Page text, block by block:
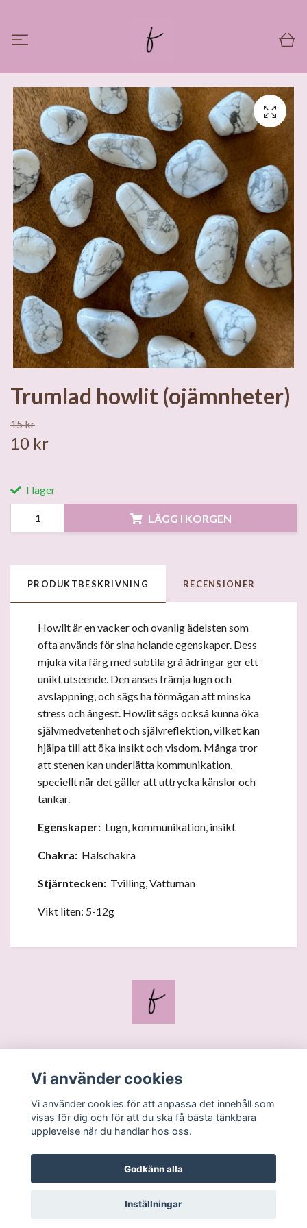
Trumlad howlit (ojämnheter)
15 kr
10 kr
I lager
LÄGG I KORGEN
PRODUKTBESKRIVNING RECENSIONER
Howlit är en vacker och ovanlig ädelsten som
ofta används för sina helande egenskaper. Dess
mjuka vita färg med subtila grå ådringar ger ett
unikt utseende. Den anses främja lugn och
avslappning, och sägs ha förmågan att minska
stress och ångest. Howlit sägs också kunna öka
självmedvetenhet och självreflektion, vilket kan
hjälpa till att öka insikt och visdom. Många tror
att stenen kan underlätta kommunikation,
speciellt när det gäller att uttrycka känslor och
tankar.
Egenskaper: Lugn, kommunikation, insikt
Chakra: Halschakra
Stjärntecken: Tvilling, Vattuman
Vikt liten: 5-12g
Kontakt
Köpvillkor
Vi använder cookies
Vi använder cookies för att anpassa det innehåll som
visas för dig och för att du ska få bästa tänkbara
upplevelse när du handlar hos oss.
Godkänn alla
Inställningar